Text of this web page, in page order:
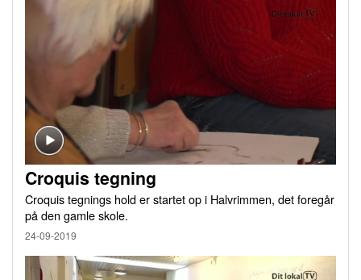
Croquis tegning
Croquis tegnings hold er startet op i Halvrimmen, det foregår
på den gamle skole.
24-09-2019